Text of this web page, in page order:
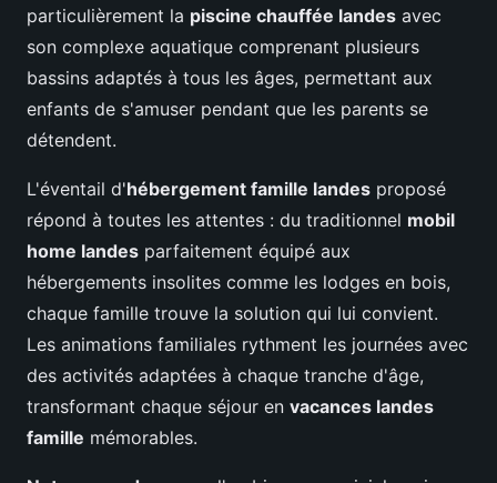
particulièrement la piscine chauffée landes avec
son complexe aquatique comprenant plusieurs
bassins adaptés à tous les âges, permettant aux
enfants de s'amuser pendant que les parents se
détendent.
L'éventail d'hébergement famille landes proposé
répond à toutes les attentes : du traditionnel mobil
home landes parfaitement équipé aux
hébergements insolites comme les lodges en bois,
chaque famille trouve la solution qui lui convient.
Les animations familiales rythment les journées avec
des activités adaptées à chaque tranche d'âge,
transformant chaque séjour en vacances landes
famille mémorables.